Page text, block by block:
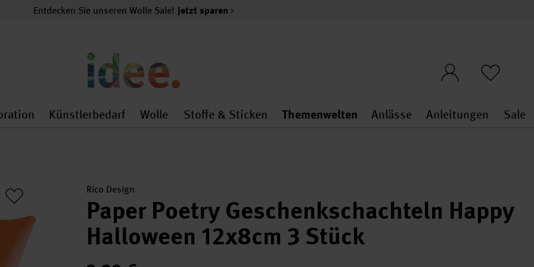
Entdecken Sie unseren Wolle Sale! Jetzt sparen
general.openMenu
Dekoration general.openMenu
Künstlerbedarf
Künstlerbedarf general.openMenu
Wolle
Wolle general.openMenu
Stoffe & Sticken
Stoffe & Sticken general.openMenu
Themenwelten
Themenwelten
Anlässe
Anlässe
Anleitungen Sale
Rico Design
Paper Poetry Geschenkschachteln Happy
Halloween 12x8cm 3 Stück